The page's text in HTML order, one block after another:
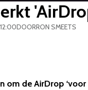
DOORRON SMEETS
om de AirDrop ‘voor